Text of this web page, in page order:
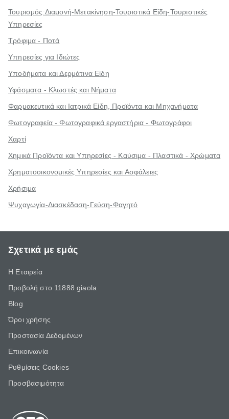
Τουρισμός:Διαμονή-Μετακίνηση-Τουριστικά Είδη-Τουριστικές
Υπηρεσίες
Τρόφιμα - Ποτά
Υπηρεσίες για Ιδιώτες
Υποδήματα και Δερμάτινα Είδη
Υφάσματα - Κλωστές και Νήματα
Φαρμακευτικά και Ιατρικά Είδη, Προϊόντα και Μηχανήματα
Φωτογραφεία - Φωτογραφικά εργαστήρια - Φωτογράφοι
Χαρτί
Χημικά Προϊόντα και Υπηρεσίες - Καύσιμα - Πλαστικά - Χρώματα
Χρηματοοικονομικές Υπηρεσίες και Ασφάλειες
Χρήσιμα
Ψυχαγωγία-Διασκέδαση-Γεύση-Φαγητό
Σχετικά με εμάς
Η Εταιρεία
Προβολή στο 11888 giaola
Blog
Όροι χρήσης
Προστασία Δεδομένων
Επικοινωνία
Ρυθμίσεις Cookies
Προσβασιμότητα